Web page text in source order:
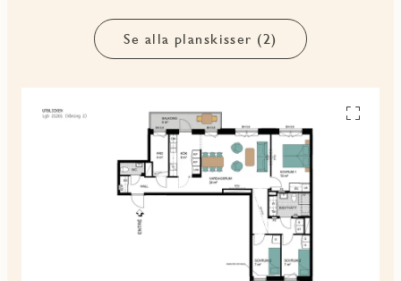
Se alla planskisser (2)
Se